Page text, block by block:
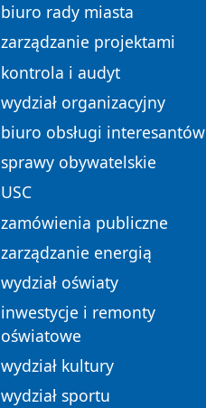
biuro rady miasta
zarządzanie projektami
kontrola i audyt
wydział organizacyjny
biuro obsługi interesantów
sprawy obywatelskie
USC
zamówienia publiczne
zarządzanie energią
wydział oświaty
inwestycje i remonty
oświatowe
wydział kultury
wydział sportu